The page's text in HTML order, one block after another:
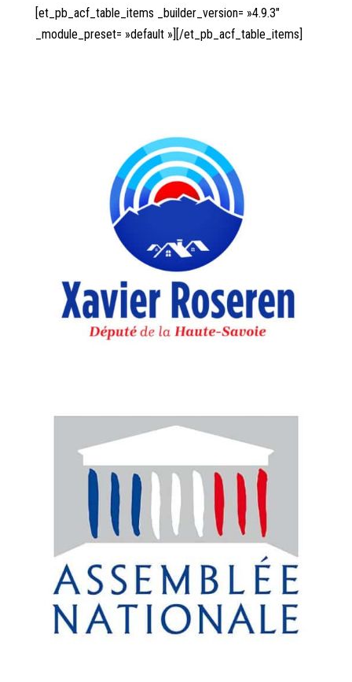
[et_pb_acf_table_items _builder_version= »4.9.3″
_module_preset= »default »][/et_pb_acf_table_items]